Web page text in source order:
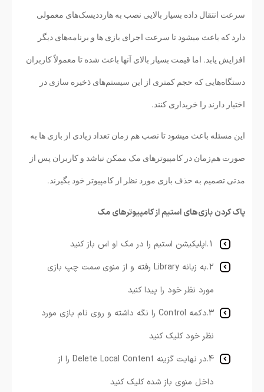
سرعت انتقال داده بسیار بالایی نصب به هارددیسک‌های معمولی
دارد که باعث میشود تا سرعت اجرای بازی ها و برنامه‌های دیگر
افزایش یابد. اما قیمت بسیار بالای آنها باعث شده تا معمولاً کاربران
دستگاه‌هایی که حجم کمتری از این سیستم‌های ذخیره سازی در
اختیار دارند را خریداری کنند.
این مسئله باعث میشود تا نصب هم زمان تعداد زیادی از بازی ها به
صورت هم‌زمان در کامپیوترهای مک ممکن نباشد و کاربران پس از
مدتی تصمیم به حذف بازی مورد نظر از کامپیوتر خود بگیرند.
پاک کردن بازی‌های استیم از کامپیوترهای مک
1.اپلیکیشن استیم را در مک او اس باز کنید
2.به زبانه Library رفته و از منوی سمت چپ بازی
مورد نظر خود را پیدا کنید
3.دکمه Control را نگه داشته و روی نام بازی مورد
نظر خود کلیک کنید
4.در نهایت گزینه Delete Local Content را از
داخل منوی باز شده کلیک کنید